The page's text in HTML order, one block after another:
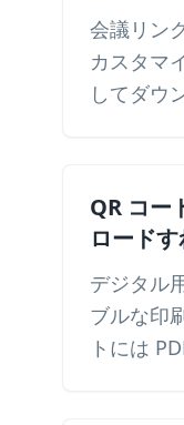
会議リン
カスタマ
してダウ
QR コー
ロード
デジタル
ブルな印
トには